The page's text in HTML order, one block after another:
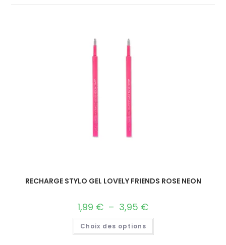
RECHARGE STYLO GEL LOVELY FRIENDS ROSE NEON
1,99 € – 3,95 €
Choix des options